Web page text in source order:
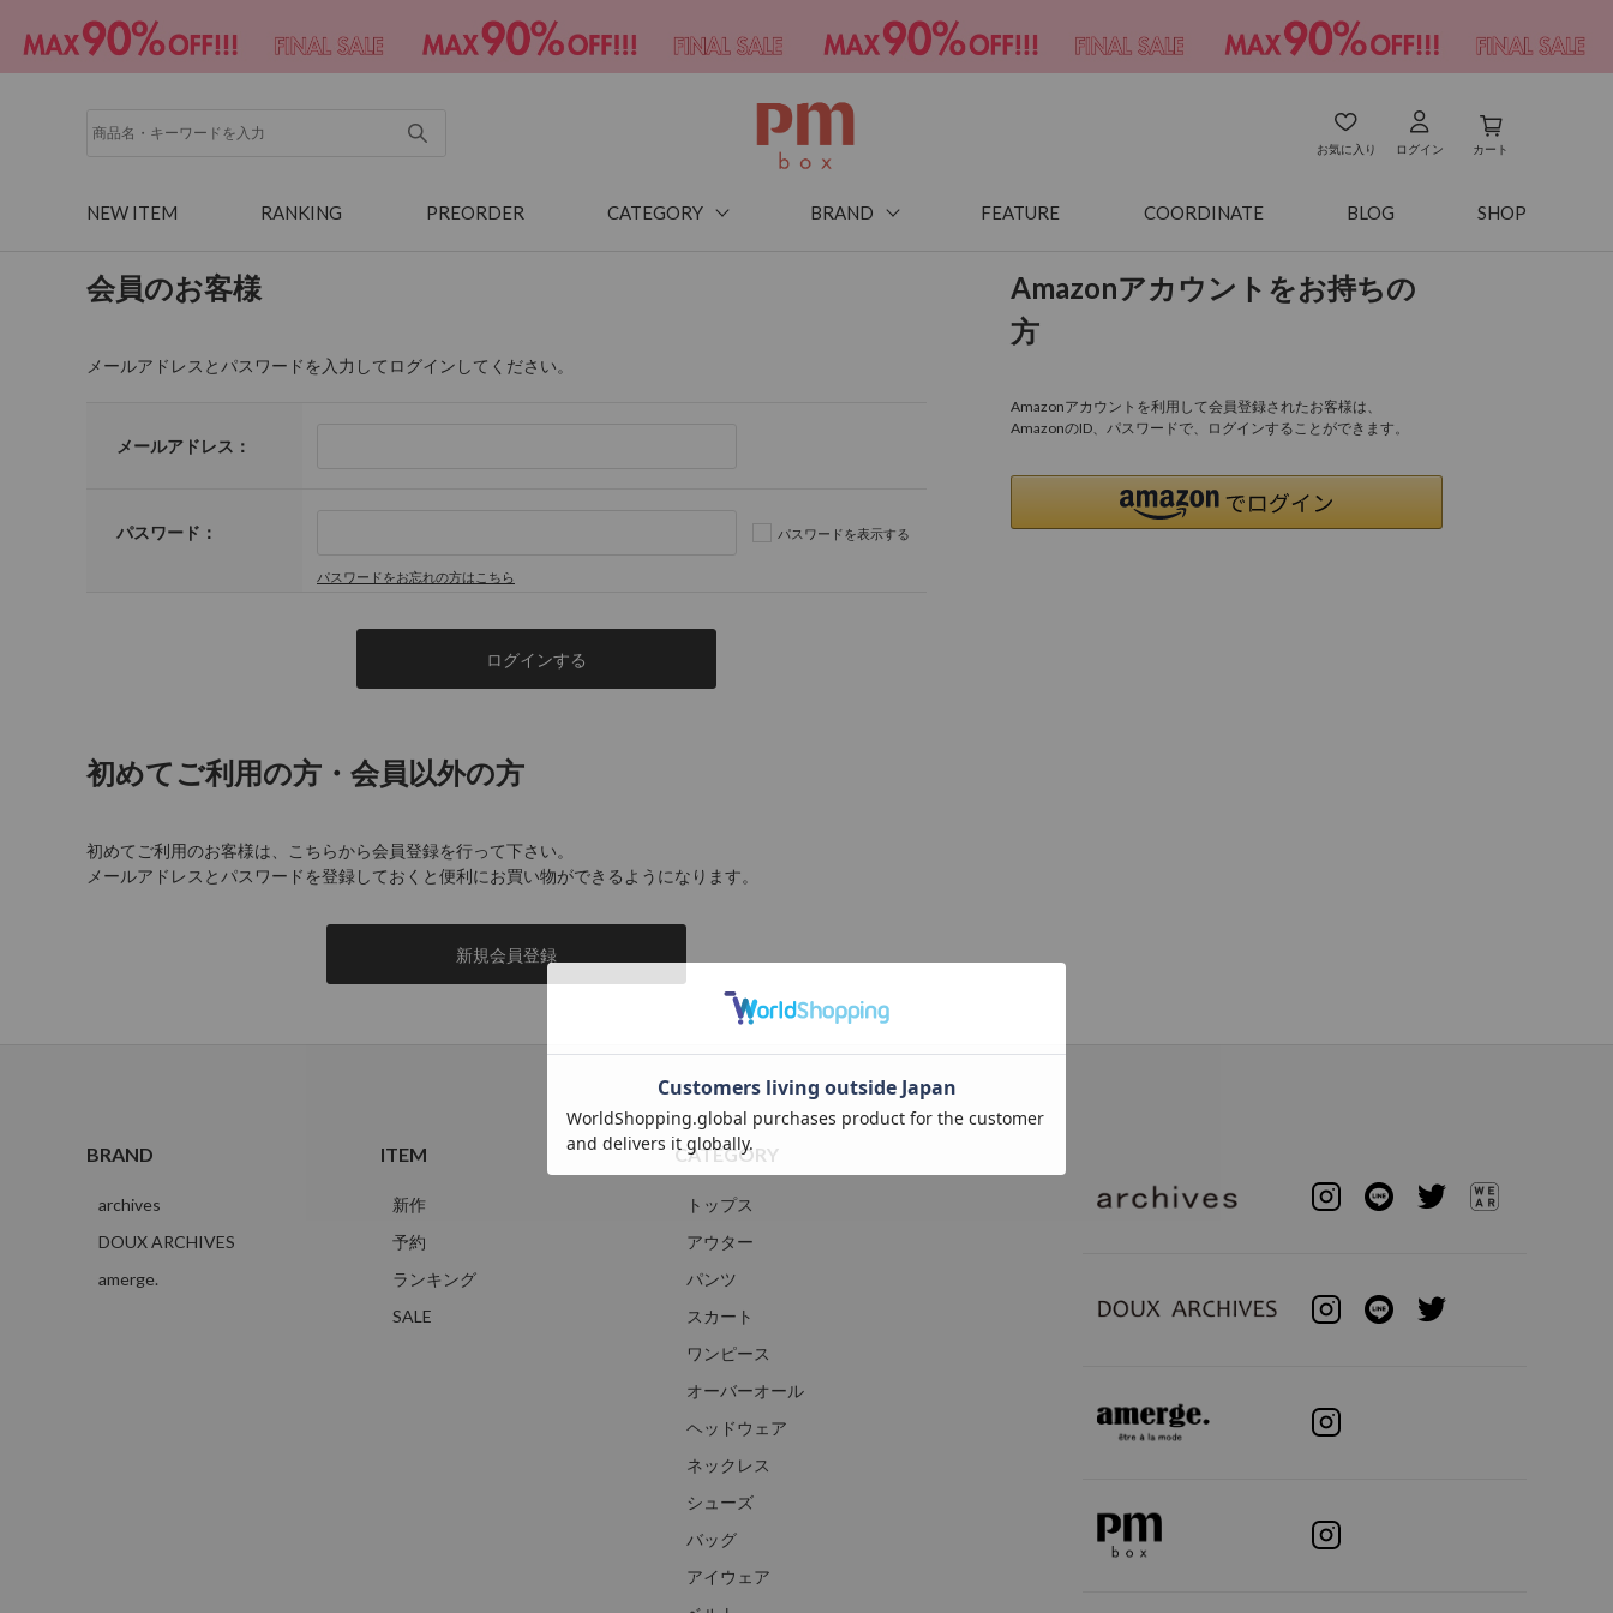
お気に入り ログイン カート
NEW ITEM RANKING PREORDER CATEGORY BRAND FEATURE COORDINATE BLOG SHOP
会員のお客様
メールアドレスとパスワードを入力してログインしてください。
メールアドレス：
パスワード： パスワードを表示する
パスワードをお忘れの方はこちら
Amazonアカウントをお持ちの
方
Amazonアカウントを利用して会員登録されたお客様は、
AmazonのID、パスワードで、ログインすることができます。
初めてご利用の方・会員以外の方
初めてご利用のお客様は、こちらから会員登録を行って下さい。
メールアドレスとパスワードを登録しておくと便利にお買い物ができるようになります。
BRAND
archives
DOUX ARCHIVES
amerge.
ITEM
新作
予約
ランキング
SALE
CATEGORY
トップス
アウター
パンツ
スカート
ワンピース
オーバーオール
ヘッドウェア
ネックレス
シューズ
バッグ
アイウェア